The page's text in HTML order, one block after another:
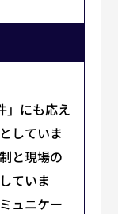
」にも応え
していま
と現場の
ていま
ュニケー